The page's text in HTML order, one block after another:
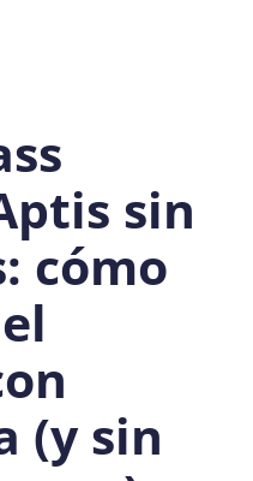
sin
cómo
(y sin